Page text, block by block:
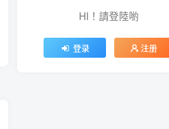
HI！請登陸喲
登录 注册